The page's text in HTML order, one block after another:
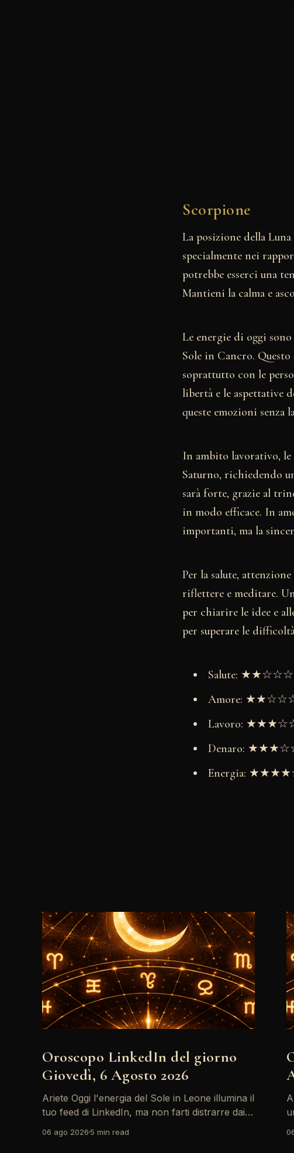
Scorpione
La posizione della
specialmente nei
potrebbe esserci una
Mantieni la calma e
Le energie di oggi
Sole in Cancro.
soprattutto con le
libertà e le aspettative
queste emozioni senza
In ambito lavorativo, le
Saturno, richiedendo
sarà forte, grazie al
in modo efficace. In
importanti, ma la
Per la salute,
riflettere e meditare.
per chiarire le idee e
per superare le
Salute: ★★☆☆☆
Amore:
Lavoro:
Denaro:
Energia:
Oroscopo LinkedIn del giorno
Giovedì, 6 Agosto 2026
Ariete Oggi l'energia del Sole in Leone illumina il
tuo feed di LinkedIn, ma non farti distrarre dai
concretizzare i tuoi desideri professionali! Giove
06 ago 2026 5 min read
Ariete Il